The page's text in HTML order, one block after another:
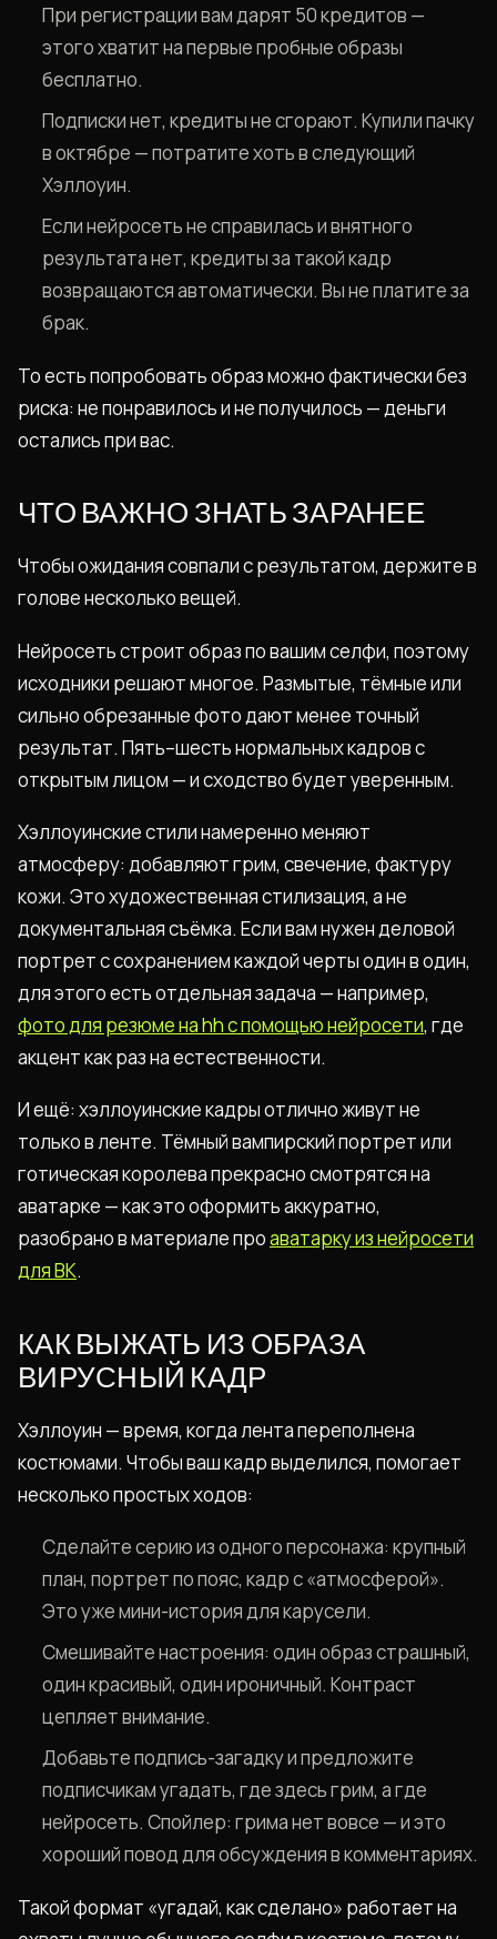
При регистрации вам дарят 50 кредитов —
этого хватит на первые пробные образы
бесплатно.
Подписки нет, кредиты не сгорают. Купили пачку
в октябре — потратите хоть в следующий
Хэллоуин.
Если нейросеть не справилась и внятного
результата нет, кредиты за такой кадр
возвращаются автоматически. Вы не платите за
брак.
То есть попробовать образ можно фактически без
риска: не понравилось и не получилось — деньги
остались при вас.
ЧТО ВАЖНО ЗНАТЬ ЗАРАНЕЕ
Чтобы ожидания совпали с результатом, держите в
голове несколько вещей.
Нейросеть строит образ по вашим селфи, поэтому
исходники решают многое. Размытые, тёмные или
сильно обрезанные фото дают менее точный
результат. Пять–шесть нормальных кадров с
открытым лицом — и сходство будет уверенным.
Хэллоуинские стили намеренно меняют
атмосферу: добавляют грим, свечение, фактуру
кожи. Это художественная стилизация, а не
документальная съёмка. Если вам нужен деловой
портрет с сохранением каждой черты один в один,
для этого есть отдельная задача — например,
фото для резюме на hh с помощью нейросети, где
акцент как раз на естественности.
И ещё: хэллоуинские кадры отлично живут не
только в ленте. Тёмный вампирский портрет или
готическая королева прекрасно смотрятся на
аватарке — как это оформить аккуратно,
разобрано в материале проаватарку из нейросети
для ВК.
КАК ВЫЖАТЬ ИЗ ОБРАЗА
ВИРУСНЫЙ КАДР
Хэллоуин — время, когда лента переполнена
костюмами. Чтобы ваш кадр выделился, помогает
несколько простых ходов:
Сделайте серию из одного персонажа: крупный
план, портрет по пояс, кадр с «атмосферой».
Это уже мини-история для карусели.
Смешивайте настроения: один образ страшный,
один красивый, один ироничный. Контраст
цепляет внимание.
Добавьте подпись-загадку и предложите
подписчикам угадать, где здесь грим, а где
нейросеть. Спойлер: грима нет вовсе — и это
хороший повод для обсуждения в комментариях.
Такой формат «угадай, как сделано» работает на